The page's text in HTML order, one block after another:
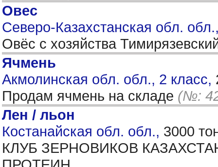
Овес
Северо-Казахстанская обл.
Овёс с хозяйства
Ячмень
Акмолинская обл. обл., 2 класс,
Продам ячмень на складе (№:
Лен / льон
Костанайская обл. обл., 3000
КЛУБ ЗЕРНОВИКОВ